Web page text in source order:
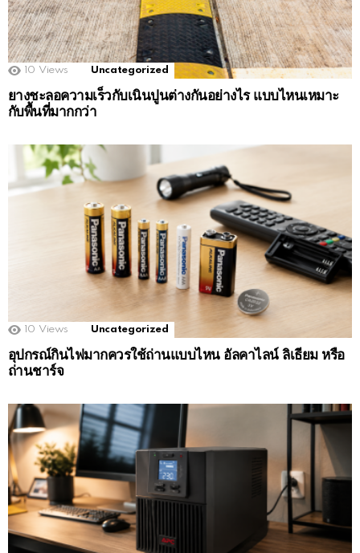
10 Views Uncategorized
ยางชะลอความเร็วกับเนินปูนต่างกันอย่างไร แบบไหนเหมาะ
กับพื้นที่มากกว่า
10 Views Uncategorized
อุปกรณ์กินไฟมากควรใช้ถ่านแบบไหน อัลคาไลน์ ลิเธียม หรือ
ถ่านชาร์จ